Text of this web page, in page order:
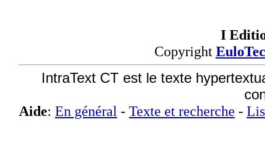
I
Copyright
IntraText CT est le texte
Aide: En général - Texte et recherche -